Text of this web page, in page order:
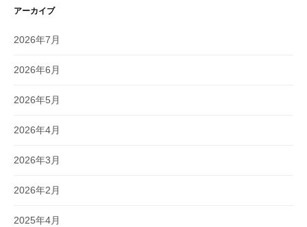
アーカイブ
2026年7月
2026年6月
2026年5月
2026年4月
2026年3月
2026年2月
2025年4月